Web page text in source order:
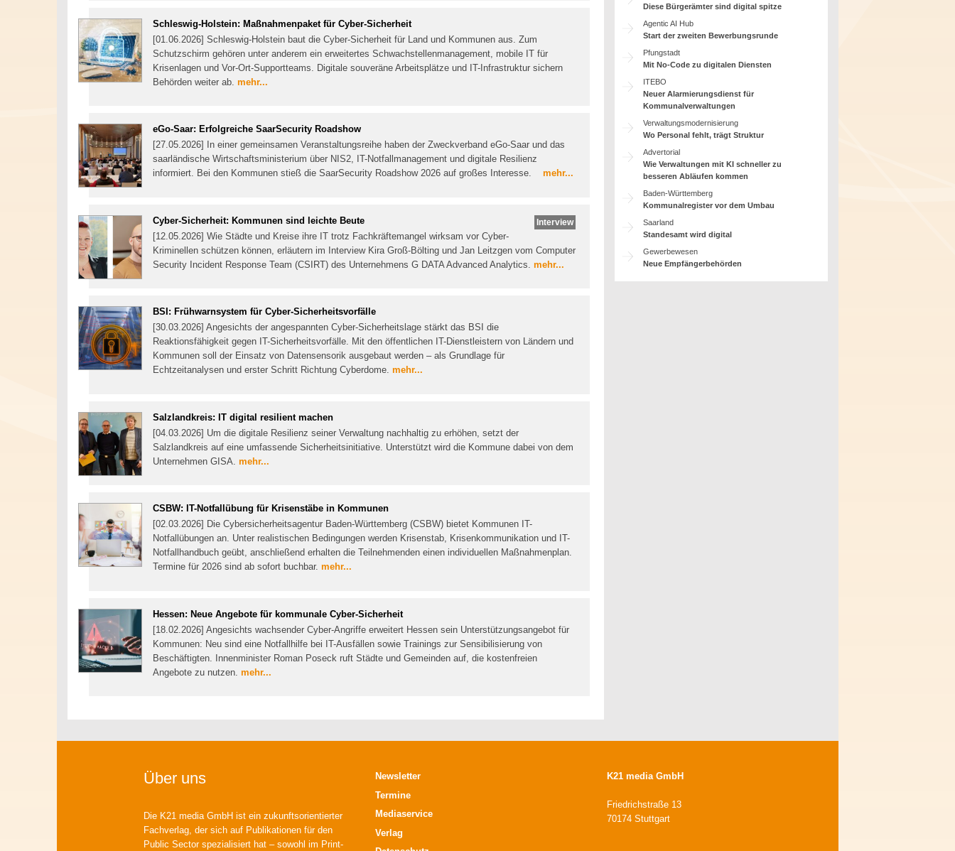
Schleswig-Holstein: Maßnahmenpaket für Cyber-Sicherheit
[01.06.2026] Schleswig-Holstein baut die Cyber-Sicherheit für Land und Kommunen aus. Zum
Schutzschirm gehören unter anderem ein erweitertes Schwachstellenmanagement, mobile IT für
Krisenlagen und Vor-Ort-Supportteams. Digitale souveräne Arbeitsplätze und IT-Infrastruktur sichern
Behörden weiter ab. mehr...
eGo-Saar: Erfolgreiche SaarSecurity Roadshow
[27.05.2026] In einer gemeinsamen Veranstaltungsreihe haben der Zweckverband eGo-Saar und das
saarländische Wirtschaftsministerium über NIS2, IT-Notfallmanagement und digitale Resilienz
informiert. Bei den Kommunen stieß die SaarSecurity Roadshow 2026 auf großes Interesse. mehr...
Interview
Cyber-Sicherheit: Kommunen sind leichte Beute
[12.05.2026] Wie Städte und Kreise ihre IT trotz Fachkräftemangel wirksam vor Cyber-
Kriminellen schützen können, erläutern im Interview Kira Groß-Bölting und Jan Leitzgen vom Computer
Security Incident Response Team (CSIRT) des Unternehmens G DATA Advanced Analytics. mehr...
BSI: Frühwarnsystem für Cyber-Sicherheitsvorfälle
[30.03.2026] Angesichts der angespannten Cyber-Sicherheitslage stärkt das BSI die
Reaktionsfähigkeit gegen IT-Sicherheitsvorfälle. Mit den öffentlichen IT-Dienstleistern von Ländern und
Kommunen soll der Einsatz von Datensensorik ausgebaut werden – als Grundlage für
Echtzeitanalysen und erster Schritt Richtung Cyberdome. mehr...
Salzlandkreis: IT digital resilient machen
[04.03.2026] Um die digitale Resilienz seiner Verwaltung nachhaltig zu erhöhen, setzt der
Salzlandkreis auf eine umfassende Sicherheitsinitiative. Unterstützt wird die Kommune dabei von dem
Unternehmen GISA. mehr...
CSBW: IT-Notfallübung für Krisenstäbe in Kommunen
[02.03.2026] Die Cybersicherheitsagentur Baden-Württemberg (CSBW) bietet Kommunen IT-
Notfallübungen an. Unter realistischen Bedingungen werden Krisenstab, Krisenkommunikation und IT-
Notfallhandbuch geübt, anschließend erhalten die Teilnehmenden einen individuellen Maßnahmenplan.
Termine für 2026 sind ab sofort buchbar. mehr...
Hessen: Neue Angebote für kommunale Cyber-Sicherheit
[18.02.2026] Angesichts wachsender Cyber-Angriffe erweitert Hessen sein Unterstützungsangebot für
Kommunen: Neu sind eine Notfallhilfe bei IT-Ausfällen sowie Trainings zur Sensibilisierung von
Beschäftigten. Innenminister Roman Poseck ruft Städte und Gemeinden auf, die kostenfreien
Angebote zu nutzen. mehr...
Diese Bürgerämter sind digital spitze
Agentic AI Hub
Start der zweiten Bewerbungsrunde
Pfungstadt
Mit No-Code zu digitalen Diensten
ITEBO
Neuer Alarmierungsdienst für
Kommunalverwaltungen
Verwaltungsmodernisierung
Wo Personal fehlt, trägt Struktur
Advertorial
Wie Verwaltungen mit KI schneller zu
besseren Abläufen kommen
Baden-Württemberg
Kommunalregister vor dem Umbau
Saarland
Standesamt wird digital
Gewerbewesen
Neue Empfängerbehörden
Über uns
Die K21 media GmbH ist ein zukunftsorientierter
Fachverlag, der sich auf Publikationen für den
Public Sector spezialisiert hat – sowohl im Print-
Newsletter
Termine
Mediaservice
Verlag
K21 media GmbH
Friedrichstraße 13
70174 Stuttgart